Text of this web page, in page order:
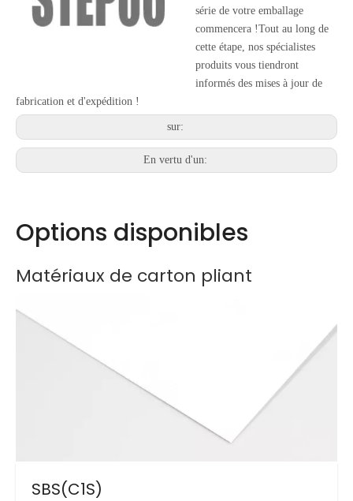
série de votre emballage
commencera !Tout au long de
cette étape, nos spécialistes
produits vous tiendront
informés des mises à jour de
fabrication et d'expédition !
sur:
En vertu d'un:
Options disponibles
Matériaux de carton pliant
SBS(C1S)